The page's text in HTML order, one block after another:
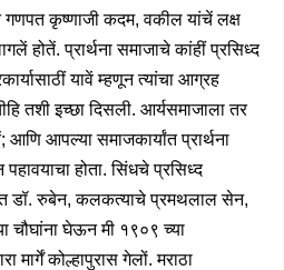
गणपत कृष्णाजी कदम, वकील यांचें लक्ष
होतें. प्रार्थना समाजाचे कांहीं प्रसिध्द
यावें म्हणून त्यांचा आग्रह
तशी इच्छा दिसली. आर्यसमाजाला तर
आणि आपल्या समाजकार्यांत प्रार्थना
होता. सिंधचे प्रसिध्द
डॉ. रुबेन, कलकत्याचे प्रमथलाल सेन,
चौघांना घेऊन मी १९०९ च्या
कोल्हापुरास गेलों. मराठा